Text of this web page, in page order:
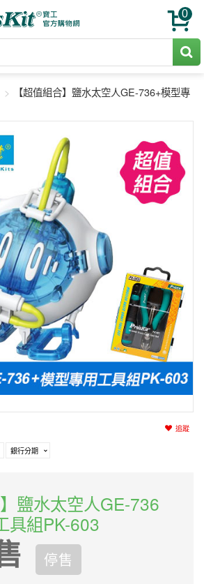
0
【超值組合】鹽水太空人GE-736+模型專
追蹤
銀行分期
】鹽水太空人GE-736
具組PK-603
停售